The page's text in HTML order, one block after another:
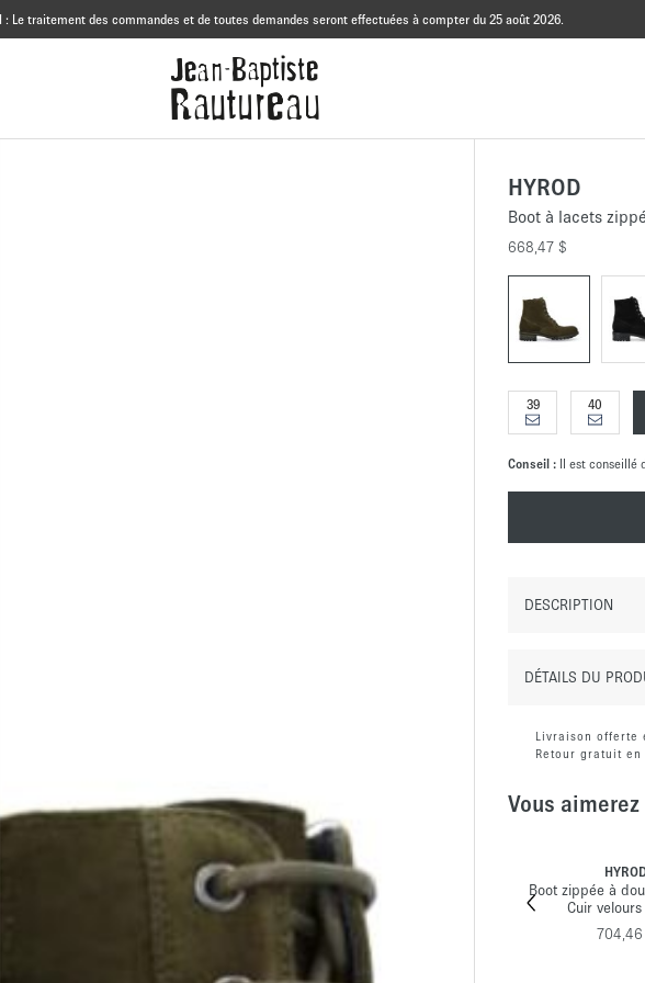
: Le traitement des commandes et de toutes demandes seront effectuées à compter du 25 août 2026.
HYROD
Boot à lacets
668,47 $
39 40
Conseil : Il est conseillé
DESCRIPTION
DÉTAILS DU
Livraison offerte
Retour gratuit en
Vous aimerez
Boot zippée • Cuir velours •
KENTUCKY
Boot zippée à harnais • Cuir
velours • Châtaigne
637,10 $
Boot zippée à
Cuir
704,46